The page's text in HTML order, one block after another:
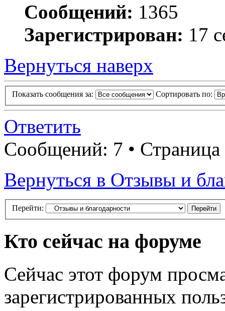
Сообщений: 1365
Зарегистрирован: 17
Вернуться наверх
Показать сообщения за: Сортировать по:
Ответить
Сообщений: 7 • Страница
Вернуться в Отзывы и
Перейти:
Кто сейчас на форуме
Сейчас этот форум
зарегистрированных